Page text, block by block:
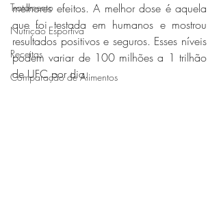
Tratamento
Nutrição Esportiva
Receitas
Comparação de Alimentos
melhores efeitos. A melhor dose é aquela
que foi testada em humanos e mostrou
resultados positivos e seguros. Esses níveis
podem variar de 100 milhões a 1 trilhão
de UFC por dia.